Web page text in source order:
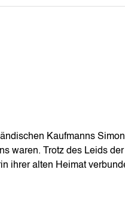
Kaufmanns Simon
waren. Trotz des Leids der
ihrer alten Heimat